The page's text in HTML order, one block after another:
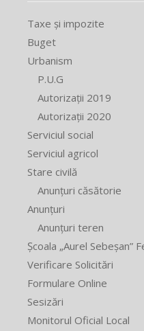
Taxe și impozite
Buget
Urbanism
P.U.G
Autorizații 2019
Autorizații 2020
Serviciul social
Serviciul agricol
Stare civilă
Anunțuri căsătorie
Anunțuri
Anunțuri teren
Școala „Aurel Sebeșan”
Verificare Solicitări
Formulare Online
Sesizări
Monitorul Oficial Local